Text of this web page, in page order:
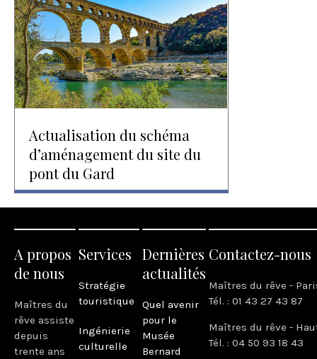
Actualisation du schéma
d’aménagement du site du
pont du Gard
A propos
de nous
Maîtres du
rêve assiste
depuis
trente ans
Services
Stratégie
touristique
Ingénierie
culturelle
Dernières
actualités
Quel avenir
pour le
Musée
Bernard
Contactez-nous
Maîtres du rêve -
Tél. : 01 43 27 43 87
Maîtres du rêve -
Tél. : 04 50 93 18 43